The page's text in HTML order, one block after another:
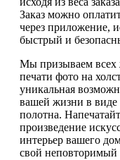
Заказ можно
через приложение,
быстрый и
Мы призываем всех
печати фото на
уникальная
вашей жизни в виде
полотна.
произведение
интерьер вашего
свой неповторимый